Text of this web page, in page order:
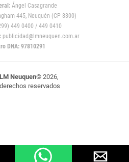
Ángel Casagrande
445, Neuquén (CP 8300)
449 0400 / 449 0410
publicidad@lmneuquen.com.ar
DNA: 97810291
LM Neuquen© 2026,
reservados